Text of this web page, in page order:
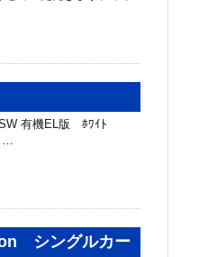
有機EL版 ﾎﾜｲﾄ
シングルカー